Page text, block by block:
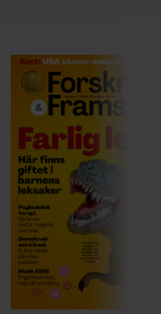
medier och
med.
med annan
eller som de har